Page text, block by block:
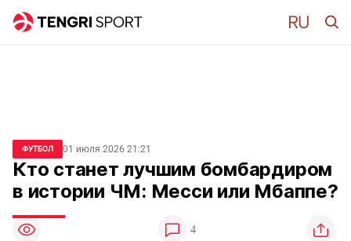
ФУТБОЛ 01 июля 2026 21:21
Кто станет лучшим бомбардиром
в истории ЧМ: Месси или Мбаппе?
4